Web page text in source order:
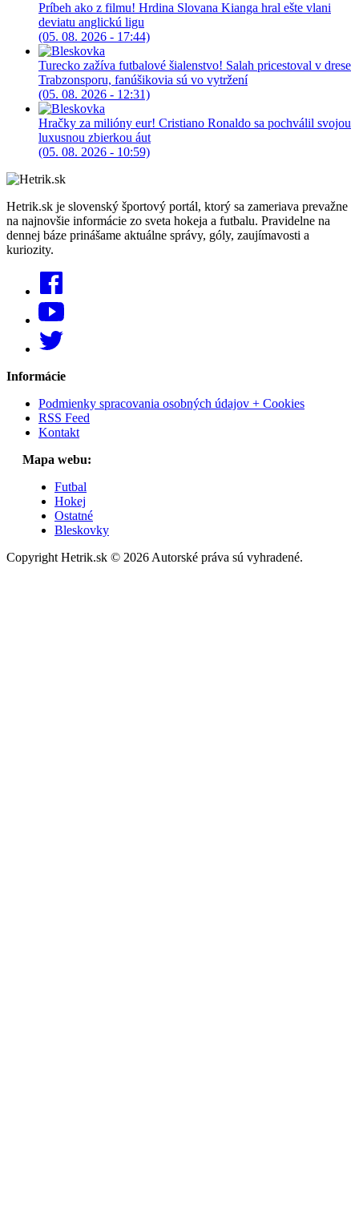
Príbeh ako z filmu! Hrdina Slovana Kianga hral ešte vlani
deviatu anglickú ligu
(05. 08. 2026 - 17:44)
Turecko zažíva futbalové šialenstvo! Salah pricestoval v drese
Trabzonsporu, fanúšikovia sú vo vytržení
(05. 08. 2026 - 12:31)
Hračky za milióny eur! Cristiano Ronaldo sa pochválil svojou
luxusnou zbierkou áut
(05. 08. 2026 - 10:59)
Hetrik.sk je slovenský športový portál, ktorý sa zameriava prevažne
na najnovšie informácie zo sveta hokeja a futbalu. Pravidelne na
dennej báze prinášame aktuálne správy, góly, zaujímavosti a
kuriozity.
Informácie
Podmienky spracovania osobných údajov + Cookies
RSS Feed
Kontakt
Mapa webu:
Futbal
Hokej
Ostatné
Bleskovky
Copyright Hetrik.sk © 2026 Autorské práva sú vyhradené.